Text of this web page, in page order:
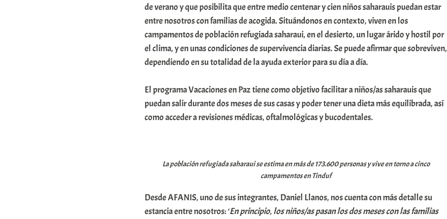
de verano y que posibilita que entre medio centenar y cien niños saharauis puedan estar
entre nosotros con familias de acogida. Situándonos en contexto, viven en los
campamentos de población refugiada saharaui, en el desierto, un lugar árido y hostil por
el clima, y en unas condiciones de supervivencia diarias. Se puede afirmar que sobreviven,
dependiendo en su totalidad de la ayuda exterior para su día a día.
El programa Vacaciones en Paz tiene como objetivo facilitar a niños/as saharauis que
puedan salir durante dos meses de sus casas y poder tener una dieta más equilibrada, así
como acceder a revisiones médicas, oftalmológicas y bucodentales.
La población refugiada saharaui se estima en más de 173.600 personas y vive en torno a cinco
campamentos en Tinduf
Desde AFANIS, uno de sus integrantes, Daniel Llanos, nos cuenta con más detalle su
estancia entre nosotros: ‘En principio, los niños/as pasan los dos meses con las familias